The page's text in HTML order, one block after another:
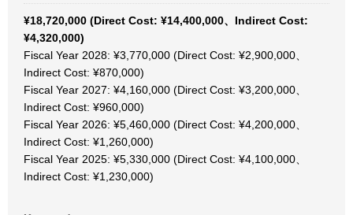
¥18,720,000 (Direct Cost: ¥14,400,000、Indirect Cost:
¥4,320,000)
Fiscal Year 2028: ¥3,770,000 (Direct Cost: ¥2,900,000、
Indirect Cost: ¥870,000)
Fiscal Year 2027: ¥4,160,000 (Direct Cost: ¥3,200,000、
Indirect Cost: ¥960,000)
Fiscal Year 2026: ¥5,460,000 (Direct Cost: ¥4,200,000、
Indirect Cost: ¥1,260,000)
Fiscal Year 2025: ¥5,330,000 (Direct Cost: ¥4,100,000、
Indirect Cost: ¥1,230,000)